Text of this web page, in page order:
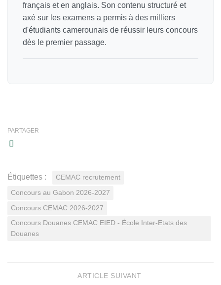
français et en anglais. Son contenu structuré et
axé sur les examens a permis à des milliers
d'étudiants camerounais de réussir leurs concours
dès le premier passage.
PARTAGER
Étiquettes : CEMAC recrutement
Concours au Gabon 2026-2027
Concours CEMAC 2026-2027
Concours Douanes CEMAC EIED - École Inter-Etats des
Douanes
ARTICLE SUIVANT